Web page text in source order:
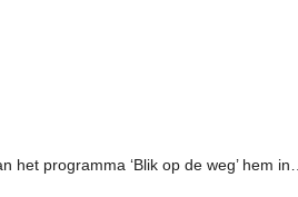
het programma ‘Blik op de weg’ hem in…